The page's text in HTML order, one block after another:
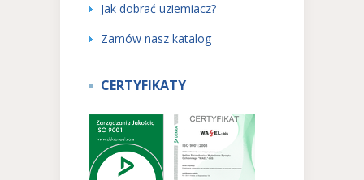
Jak dobrać uziemiacz?
Zamów nasz katalog
CERTYFIKATY